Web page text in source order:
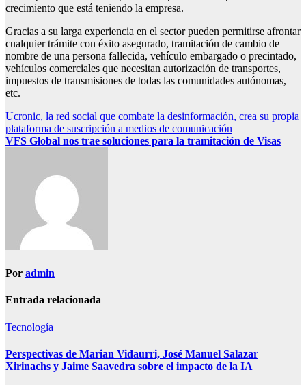
crecimiento que está teniendo la empresa.
Gracias a su larga experiencia en el sector pueden permitirse afrontar
cualquier trámite con éxito asegurado, tramitación de cambio de
nombre de una persona fallecida, vehículo embargado o precintado,
vehículos comerciales que necesitan autorización de transportes,
impuestos de transmisiones de todas las comunidades autónomas,
etc.
Navegación
de
Ucronic, la red social que combate la desinformación, crea su propia
plataforma de suscripción a medios de comunicación
VFS Global nos trae soluciones para la tramitación de Visas
Por admin
Entrada relacionada
Tecnología
Perspectivas de Marian Vidaurri, José Manuel Salazar
Xirinachs y Jaime Saavedra sobre el impacto de la IA